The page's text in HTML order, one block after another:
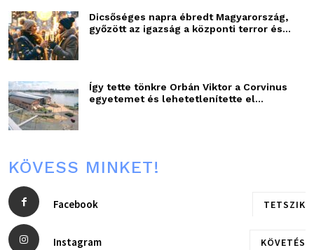
Dicsőséges napra ébredt Magyarország,
győzött az igazság a központi terror és...
Így tette tönkre Orbán Viktor a Corvinus
egyetemet és lehetetlenítette el...
KÖVESS MINKET!
Facebook TETSZIK
Instagram KÖVETÉS